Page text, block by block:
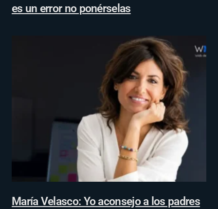
es un error no ponérselas
María Velasco: Yo aconsejo a los padres